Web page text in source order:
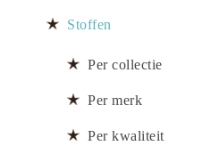
Stoffen
Per collectie
Per merk
Per kwaliteit